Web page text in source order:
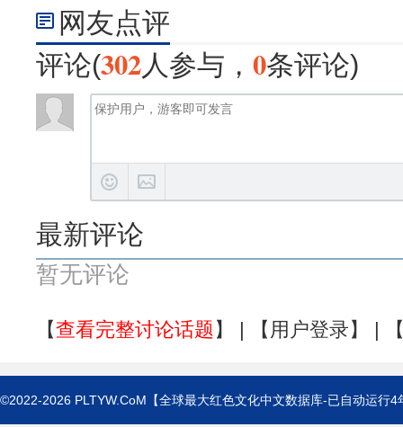
网友点评
评论(302人参与， 0条评论)
最新评论
暂无评论
【查看完整讨论话题】 | 【 用户登录】 |
©2022-2026 PLTYW.CoM 【全球最大红色文化中文数据库-已自动运行4